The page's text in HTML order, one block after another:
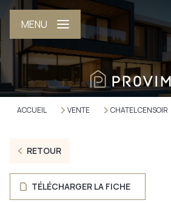
MENU
ACCUEIL VENTE CHATEL CENSOIR
RETOUR
TÉLÉCHARGER LA FICHE